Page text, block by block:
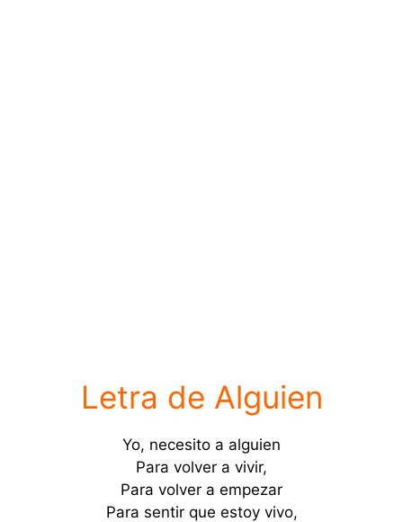
Letra de Alguien
Yo, necesito a alguien
Para volver a vivir,
Para volver a empezar
Para sentir que estoy vivo,